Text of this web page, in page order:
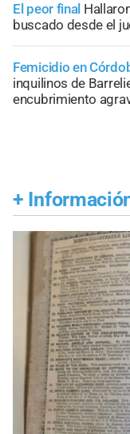
El peor final
buscado desde el
Femicidio en
inquilinos de
encubrimiento
+